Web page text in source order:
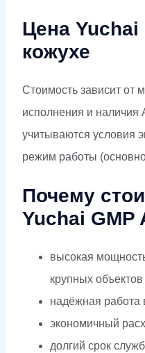
Цена Yuchai
кожухе
Стоимость зависит от
исполнения и наличия
учитываются условия
режим работы
Почему
Yuchai GMP
высокая
крупных объектов
надёжная работа
экономичный
долгий срок